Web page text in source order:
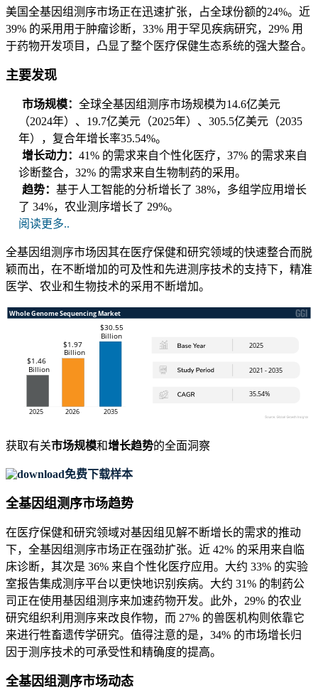
美国全基因组测序市场正在迅速扩张，占全球份额的24%。近
39% 的采用用于肿瘤诊断，33% 用于罕见疾病研究，29% 用
于药物开发项目，凸显了整个医疗保健生态系统的强大整合。
主要发现
市场规模： 全球全基因组测序市场规模为14.6亿美元
（2024年）、19.7亿美元（2025年）、305.5亿美元（2035
年），复合年增长率35.54%。
增长动力： 41% 的需求来自个性化医疗，37% 的需求来自
诊断整合，32% 的需求来自生物制药的采用。
趋势： 基于人工智能的分析增长了 38%，多组学应用增长
了 34%，农业测序增长了 29%。
阅读更多..
全基因组测序市场因其在医疗保健和研究领域的快速整合而脱
颖而出，在不断增加的可及性和先进测序技术的支持下，精准
医学、农业和生物技术的采用不断增加。
获取有关市场规模和增长趋势的全面洞察
免费下载样本
全基因组测序市场趋势
在医疗保健和研究领域对基因组见解不断增长的需求的推动
下，全基因组测序市场正在强劲扩张。近 42% 的采用来自临
床诊断，其次是 36% 来自个性化医疗应用。大约 33% 的实验
室报告集成测序平台以更快地识别疾病。大约 31% 的制药公
司正在使用基因组测序来加速药物开发。此外，29% 的农业
研究组织利用测序来改良作物，而 27% 的兽医机构则依靠它
来进行牲畜遗传学研究。值得注意的是，34% 的市场增长归
因于测序技术的可承受性和精确度的提高。
全基因组测序市场动态